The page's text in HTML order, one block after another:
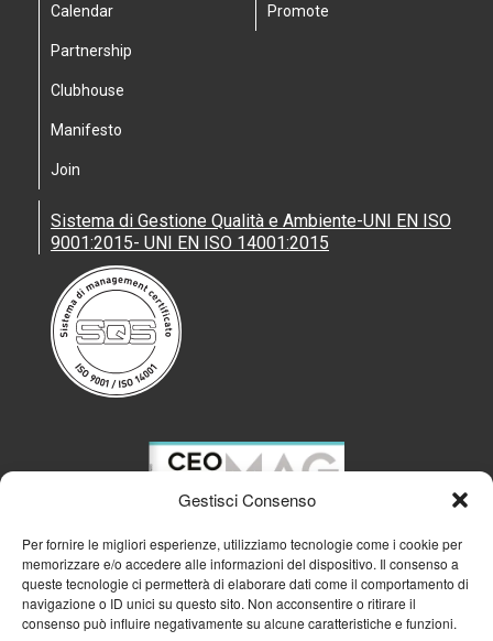
Gestisci Consenso
Per fornire le migliori esperienze, utilizziamo tecnologie come i cookie per
memorizzare e/o accedere alle informazioni del dispositivo. Il consenso a
queste tecnologie ci permetterà di elaborare dati come il comportamento di
navigazione o ID unici su questo sito. Non acconsentire o ritirare il
consenso può influire negativamente su alcune caratteristiche e funzioni.
Calendar
Partnership
Clubhouse
Manifesto
Join
Promote
Sistema di Gestione Qualità e Ambiente-UNI EN ISO
9001:2015- UNI EN ISO 14001:2015